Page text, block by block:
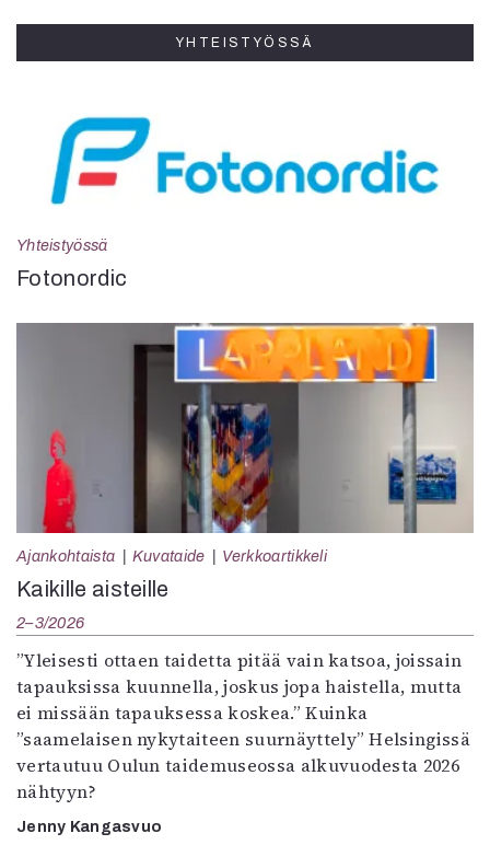
YHTEISTYÖSSÄ
Yhteistyössä
Fotonordic
Ajankohtaista Kuvataide Verkkoartikkeli
Kaikille aisteille
2–3/2026
”Yleisesti ottaen taidetta pitää vain katsoa, joissain
tapauksissa kuunnella, joskus jopa haistella, mutta
ei missään tapauksessa koskea.” Kuinka
”saamelaisen nykytaiteen suurnäyttely” Helsingissä
vertautuu Oulun taidemuseossa alkuvuodesta 2026
nähtyyn?
Jenny Kangasvuo